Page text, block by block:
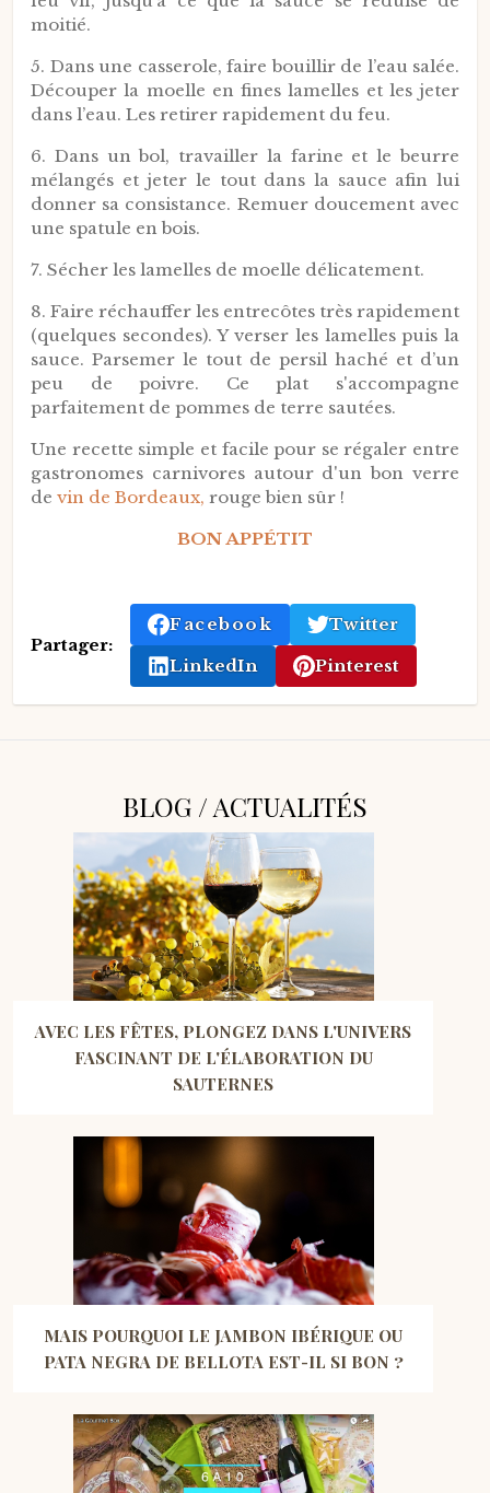
moitié.
5. Dans une casserole, faire bouillir de l’eau salée.
Découper la moelle en fines lamelles et les jeter
dans l’eau. Les retirer rapidement du feu.
6. Dans un bol, travailler la farine et le beurre
mélangés et jeter le tout dans la sauce afin lui
donner sa consistance. Remuer doucement avec
une spatule en bois.
7. Sécher les lamelles de moelle délicatement.
8. Faire réchauffer les entrecôtes très rapidement
(quelques secondes). Y verser les lamelles puis la
sauce. Parsemer le tout de persil haché et d’un
peu de poivre. Ce plat s'accompagne
parfaitement de pommes de terre sautées.
Une recette simple et facile pour se régaler entre
gastronomes carnivores autour d'un bon verre
de vin de Bordeaux, rouge bien sûr !
BON APPÉTIT
Partager:
Facebook
Twitter
LinkedIn
Pinterest
BLOG / ACTUALITÉS
AVEC LES FÊTES, PLONGEZ DANS L'UNIVERS
FASCINANT DE L'ÉLABORATION DU
SAUTERNES
MAIS POURQUOI LE JAMBON IBÉRIQUE OU
PATA NEGRA DE BELLOTA EST-IL SI BON ?